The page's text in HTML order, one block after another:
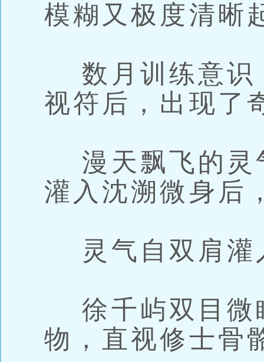
模糊又极度清晰
数月训练意识
视符后，出现了
漫天飘飞的灵
灌入沈溯微身后
灵气自双肩灌
徐千屿双目微
物，直视修士骨